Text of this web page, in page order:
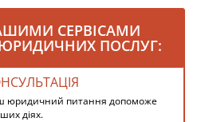
СЕРВІСАМИ
ПОСЛУГ:
юридичний питання допоможе
діях.